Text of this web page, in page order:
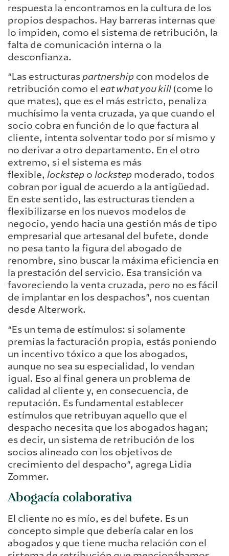
respuesta la encontramos en la cultura de los
propios despachos. Hay barreras internas que
lo impiden, como el sistema de retribución, la
falta de comunicación interna o la
desconfianza.
“Las estructuraspartnership con modelos de
retribución como el eat what you kill(come lo
que mates), que es el más estricto, penaliza
muchísimo la venta cruzada, ya que cuando el
socio cobra en función de lo que factura al
cliente, intenta solventar todo por sí mismo y
no derivar a otro departamento. En el otro
extremo, si el sistema es más
flexible, lockstep o lockstep moderado, todos
cobran por igual de acuerdo a la antigüedad.
En este sentido, las estructuras tienden a
flexibilizarse en los nuevos modelos de
negocio, yendo hacia una gestión más de tipo
empresarial que artesanal del bufete, donde
no pesa tanto la figura del abogado de
renombre, sino buscar la máxima eficiencia en
la prestación del servicio. Esa transición va
favoreciendo la venta cruzada, pero no es fácil
de implantar en los despachos”, nos cuentan
desde Alterwork.
“Es un tema de estímulos: si solamente
premias la facturación propia, estás poniendo
un incentivo tóxico a que los abogados,
aunque no sea su especialidad, lo vendan
igual. Eso al final genera un problema de
calidad al cliente y, en consecuencia, de
reputación. Es fundamental establecer
estímulos que retribuyan aquello que el
despacho necesita que los abogados hagan;
es decir, un sistema de retribución de los
socios alineado con los objetivos de
crecimiento del despacho”, agrega Lidia
Zommer.
Abogacía colaborativa
El cliente no es mío, es del bufete. Es un
concepto simple que debería calar en los
abogados y que tiene mucha relación con el